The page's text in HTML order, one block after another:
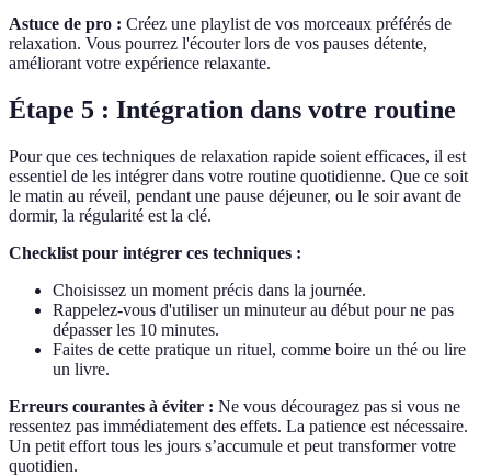
Astuce de pro : Créez une playlist de vos morceaux préférés de
relaxation. Vous pourrez l'écouter lors de vos pauses détente,
améliorant votre expérience relaxante.
Étape 5 : Intégration dans votre routine
Pour que ces techniques de relaxation rapide soient efficaces, il est
essentiel de les intégrer dans votre routine quotidienne. Que ce soit
le matin au réveil, pendant une pause déjeuner, ou le soir avant de
dormir, la régularité est la clé.
Checklist pour intégrer ces techniques :
Choisissez un moment précis dans la journée.
Rappelez-vous d'utiliser un minuteur au début pour ne pas
dépasser les 10 minutes.
Faites de cette pratique un rituel, comme boire un thé ou lire
un livre.
Erreurs courantes à éviter : Ne vous découragez pas si vous ne
ressentez pas immédiatement des effets. La patience est nécessaire.
Un petit effort tous les jours s’accumule et peut transformer votre
quotidien.